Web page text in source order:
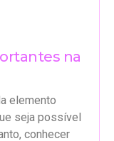
na
elemento
seja possível
conhecer